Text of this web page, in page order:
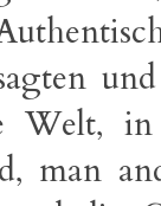
Welt,
man